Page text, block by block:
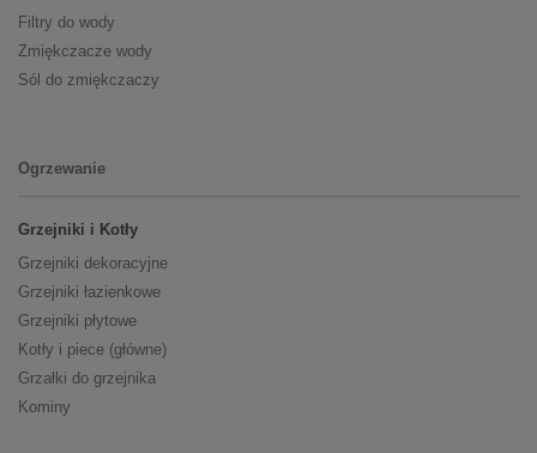
Filtry do wody
Zmiękczacze wody
Sól do zmiękczaczy
Ogrzewanie
Grzejniki i Kotły
Grzejniki dekoracyjne
Grzejniki łazienkowe
Grzejniki płytowe
Kotły i piece (główne)
Grzałki do grzejnika
Kominy